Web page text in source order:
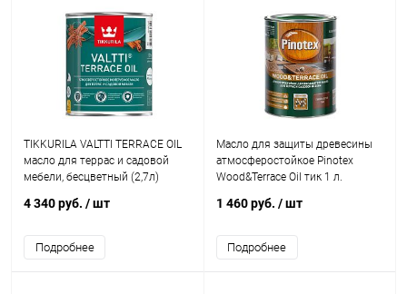
TIKKURILA VALTTI TERRACE OIL
масло для террас и садовой
мебели, бесцветный (2,7л)
4 340 руб. / шт
Подробнее
Масло для защиты древесины
атмосферостойкое Pinotex
Wood&Terrace Oil тик 1 л.
1 460 руб. / шт
Подробнее